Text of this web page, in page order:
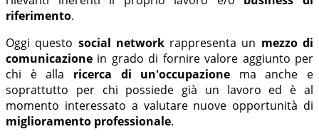
riferimento.
Oggi questo social networkrappresenta un mezzo di
comunicazione in grado di fornire valore aggiunto per
chi è alla ricerca di un'occupazione ma anche e
soprattutto per chi possiede già un lavoro ed è al
momento interessato a valutare nuove opportunità di
miglioramento professionale.